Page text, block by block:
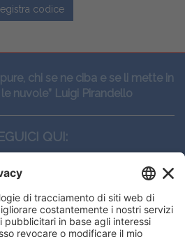
codice
chi se ne ciba e se li mette in
nuvole” Luigi Pirandello
QUI:
CONTATTI
srl